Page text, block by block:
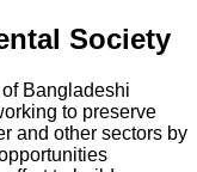
Society
Bangladeshi
to preserve
and other sectors by